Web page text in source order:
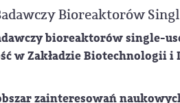
Bioreaktorów
bioreaktorów single-
w Zakładzie Biotechnologii
zainteresowań